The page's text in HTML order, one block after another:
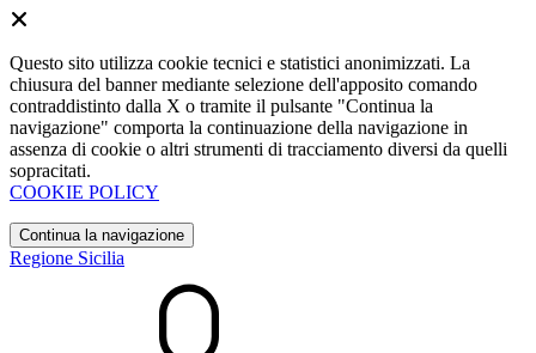
Questo sito utilizza cookie tecnici e statistici anonimizzati. La
chiusura del banner mediante selezione dell'apposito comando
contraddistinto dalla X o tramite il pulsante "Continua la
navigazione" comporta la continuazione della navigazione in
assenza di cookie o altri strumenti di tracciamento diversi da quelli
sopracitati.
COOKIE POLICY
Continua la navigazione
Regione Sicilia